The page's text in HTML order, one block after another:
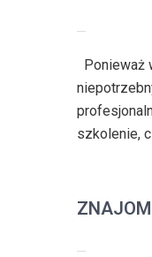
Ponieważ
szkolenie,